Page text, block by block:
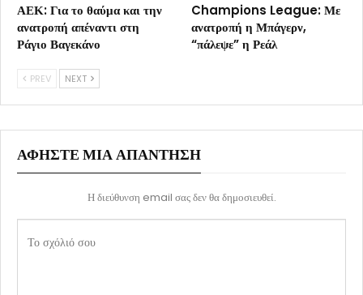
ΑΕΚ: Για το θαύμα και την
ανατροπή απέναντι στη
Ράγιο Βαγεκάνο
Champions League: Με
ανατροπή η Μπάγερν,
“πάλεψε” η Ρεάλ
PREV NEXT
ΑΦΉΣΤΕ ΜΙΑ ΑΠΆΝΤΗΣΗ
Η διεύθυνση email σας δεν θα δημοσιευθεί.